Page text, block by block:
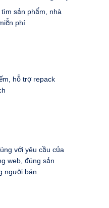
sản phẩm, nhà
phí
hỗ trợ repack
với yêu cầu của
web, đúng sản
người bán.